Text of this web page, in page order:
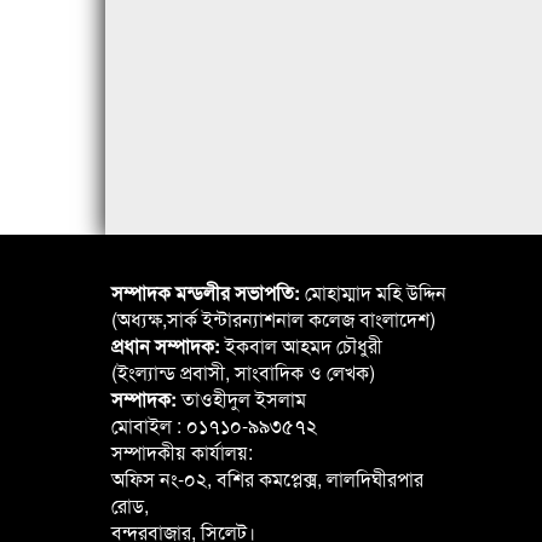
সম্পাদক মন্ডলীর সভাপতি: মোহাম্মাদ মহি উদ্দিন
(অধ্যক্ষ,সার্ক ইন্টারন্যাশনাল কলেজ বাংলাদেশ)
প্রধান সম্পাদক:ইকবাল আহমদ চৌধুরী
(ইংল্যান্ড প্রবাসী, সাংবাদিক ও লেখক)
সম্পাদক:তাওহীদুল ইসলাম
মোবাইল : ০১৭১০-৯৯৩৫৭২
সম্পাদকীয় কার্যালয়:
অফিস নং-০২, বশির কমপ্লেক্স, লালদিঘীরপার
রোড,
বন্দরবাজার, সিলেট।